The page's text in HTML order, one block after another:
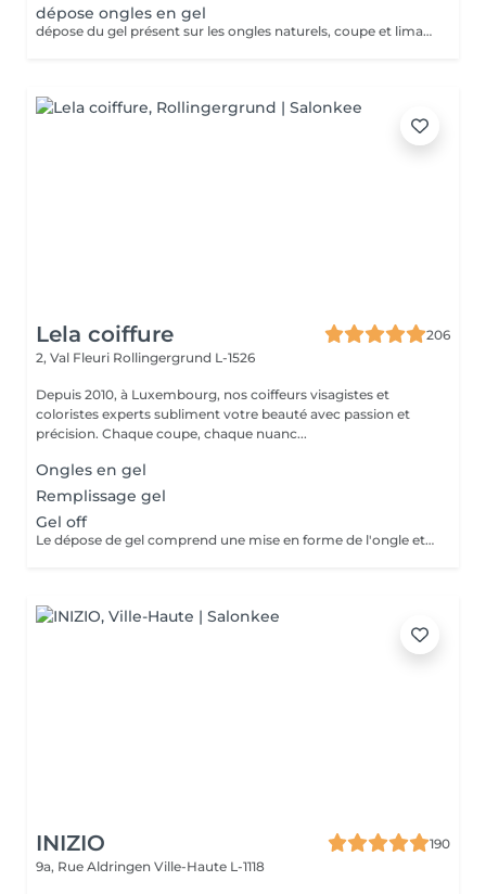
dépose ongles en gel
dépose du gel présent sur les ongles naturels, coupe et limage des ongles naturels
Lela coiffure
206
2, Val Fleuri Rollingergrund L-1526
Depuis 2010, à Luxembourg, nos coiffeurs visagistes et
coloristes experts subliment votre beauté avec passion et
précision. Chaque coupe, chaque nuanc...
Ongles en gel
Remplissage gel
Gel off
Le dépose de gel comprend une mise en forme de l'ongle et un vernis protecteur.
INIZIO
190
9a, Rue Aldringen Ville-Haute L-1118